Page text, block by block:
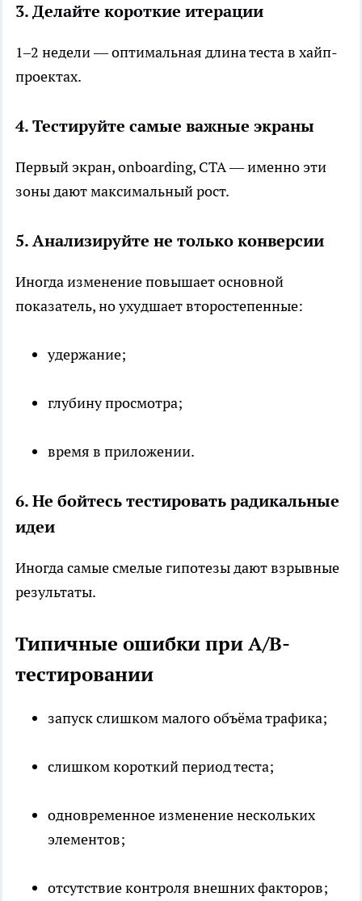
3. Делайте короткие итерации
1–2 недели — оптимальная длина теста в хайп-
проектах.
4. Тестируйте самые важные экраны
Первый экран, onboarding, CTA — именно эти
зоны дают максимальный рост.
5. Анализируйте не только конверсии
Иногда изменение повышает основной
показатель, но ухудшает второстепенные:
удержание;
глубину просмотра;
время в приложении.
6. Не бойтесь тестировать радикальные
идеи
Иногда самые смелые гипотезы дают взрывные
результаты.
Типичные ошибки при A/B-
тестировании
запуск слишком малого объёма трафика;
слишком короткий период теста;
одновременное изменение нескольких
элементов;
отсутствие контроля внешних факторов;